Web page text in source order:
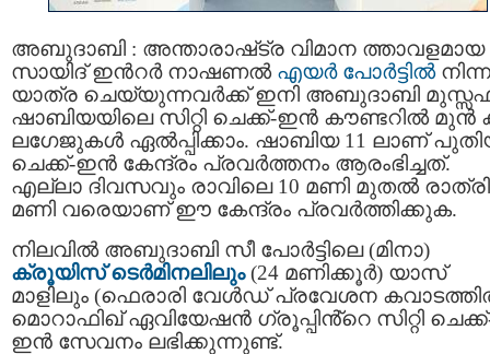
അബുദാബി : അന്താരാഷ്‌ട്ര വിമാന ത്താവളമായ
സായിദ് ഇന്‍റര്‍ നാഷണല്‍എയര്‍ പോര്‍ട്ടിൽ
യാത്ര ചെയ്യുന്നവർക്ക് ഇനി അബുദാബി
ഷാബിയയിലെ സിറ്റി ചെക്ക്-ഇന്‍ കൗണ്ടറിൽ മുൻ
ലഗേജുകൾ ഏൽപ്പിക്കാം. ഷാബിയ 11 ലാണ്
ചെക്ക്-ഇന്‍ കേന്ദ്രം പ്രവർത്തനം ആരംഭിച്ചത്.
എല്ലാ ദിവസവും രാവിലെ 10 മണി മുതൽ രാത്രി
മണി വരെയാണ് ഈ കേന്ദ്രം പ്രവർത്തിക്കുക.
നിലവിൽ അബുദാബി സീ പോർട്ടിലെ (മിനാ)
ക്രൂയിസ് ടെർമിനലിലും(24 മണിക്കൂർ) യാസ്
മാളിലും (ഫെരാരി വേൾഡ് പ്രവേശന
മൊറാഫിഖ് ഏവിയേഷൻ ഗ്രൂപ്പിൻ്റെ സിറ്റി
ഇന്‍ സേവനം ലഭിക്കുന്നുണ്ട്.